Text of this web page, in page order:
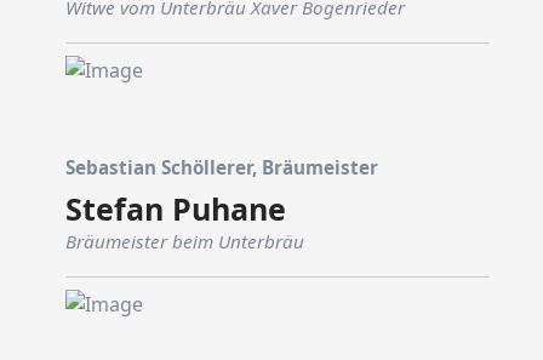
Witwe vom Unterbräu Xaver Bogenrieder
Sebastian Schöllerer, Bräumeister
Stefan Puhane
Bräumeister beim Unterbräu